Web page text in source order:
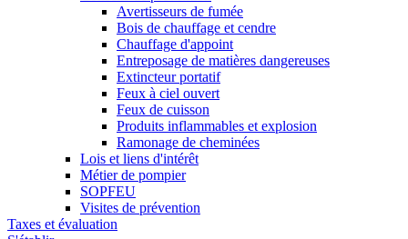
Avertisseurs de fumée
Bois de chauffage et cendre
Chauffage d'appoint
Entreposage de matières dangereuses
Extincteur portatif
Feux à ciel ouvert
Feux de cuisson
Produits inflammables et explosion
Ramonage de cheminées
Lois et liens d'intérêt
Métier de pompier
SOPFEU
Visites de prévention
Taxes et évaluation